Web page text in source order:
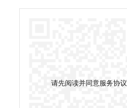
请先阅读并同意服务协议